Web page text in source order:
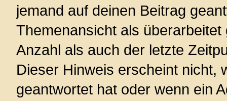
jemand auf deinen Beitrag
Themenansicht als
Anzahl als auch der letzte
Dieser Hinweis erscheint nicht,
geantwortet hat oder wenn ein